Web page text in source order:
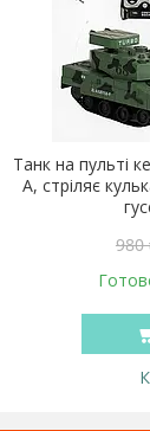
Танк на пульті
A, стріляє
980